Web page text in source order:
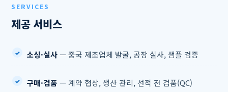
SERVICES
제공 서비스
소싱·실사— 중국 제조업체 발굴, 공장 실사, 샘플 검증
구매·검품— 계약 협상, 생산 관리, 선적 전 검품(QC)